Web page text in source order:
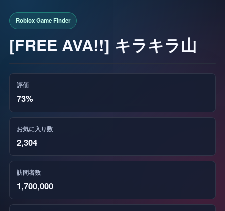
[FREE AVA!!] キラキラ山
評価
73%
お気に入り数
2,304
訪問者数
1,700,000